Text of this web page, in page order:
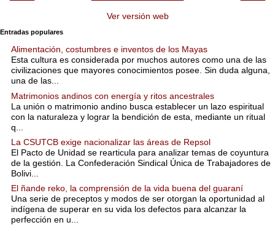
Ver versión web
Entradas populares
Alimentación, costumbres e inventos de los Mayas
Esta cultura es considerada por muchos autores como una de las
civilizaciones que mayores conocimientos posee. Sin duda alguna,
una de las...
Matrimonios andinos con energía y ritos ancestrales
La unión o matrimonio andino busca establecer un lazo espiritual
con la naturaleza y lograr la bendición de esta, mediante un ritual
q...
La CSUTCB exige nacionalizar las áreas de Repsol
El Pacto de Unidad se rearticula para analizar temas de coyuntura
de la gestión. La Confederación Sindical Única de Trabajadores de
Bolivi...
El ñande reko, la comprensión de la vida buena del guaraní
Una serie de preceptos y modos de ser otorgan la oportunidad al
indígena de superar en su vida los defectos para alcanzar la
perfección en u...